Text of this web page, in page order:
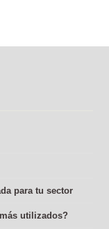
para tu sector
utilizados?